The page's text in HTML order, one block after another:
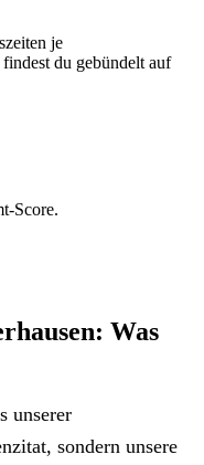
je
du gebündelt auf
Score.
Was
unserer
sondern unsere